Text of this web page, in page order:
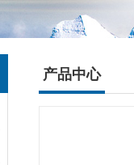
产品中心